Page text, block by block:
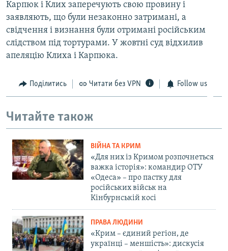
Карпюк і Клих заперечують свою провину і
заявляють, що були незаконно затримані, а
свідчення і визнання були отримані російським
слідством під тортурами. У жовтні суд відхилив
апеляцію Клиха і Карпюка.
Поділитись Читати без VPN Follow us
Читайте також
ВІЙНА ТА КРИМ
«Для них із Кримом розпочнеться
важка історія»: командир ОТУ
«Одеса» – про пастку для
російських військ на
Кінбурнській косі
ПРАВА ЛЮДИНИ
«Крим – єдиний регіон, де
українці – меншість»: дискусія